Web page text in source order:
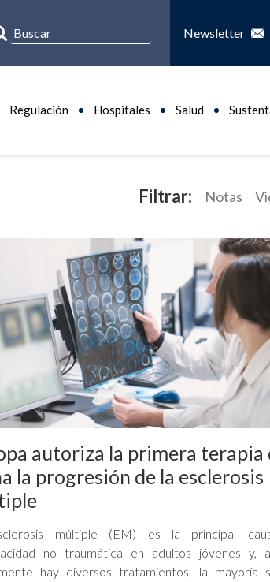
Newsletter
Regulación Hospitales Salud
Filtrar: Notas
autoriza la primera terapia
la progresión de la esclerosis
múltiple (EM) es la principal
no traumática en adultos jóvenes y,
hay diversos tratamientos, la mayoría